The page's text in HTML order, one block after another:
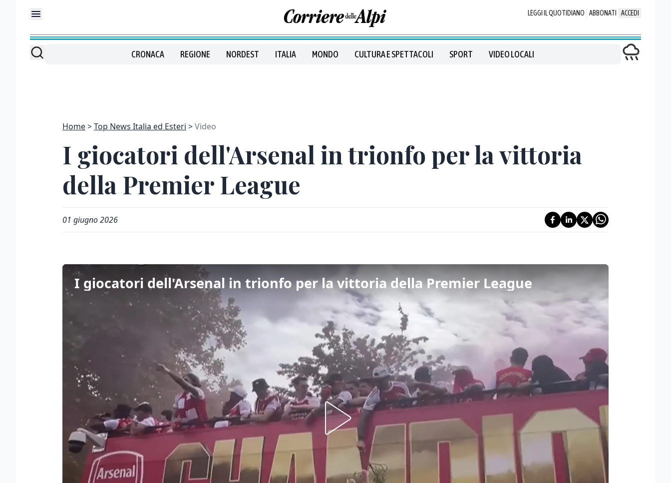
LEGGI IL QUOTIDIANO ABBONATI ACCEDI
CRONACA REGIONE NORDEST ITALIA MONDO CULTURA E SPETTACOLI SPORT VIDEO LOCALI
Home Top News Italia ed Esteri Video
I giocatori dell'Arsenal in trionfo per la vittoria
della Premier League
01 giugno 2026
I giocatori dell'Arsenal in trionfo per la vittoria della Premier League